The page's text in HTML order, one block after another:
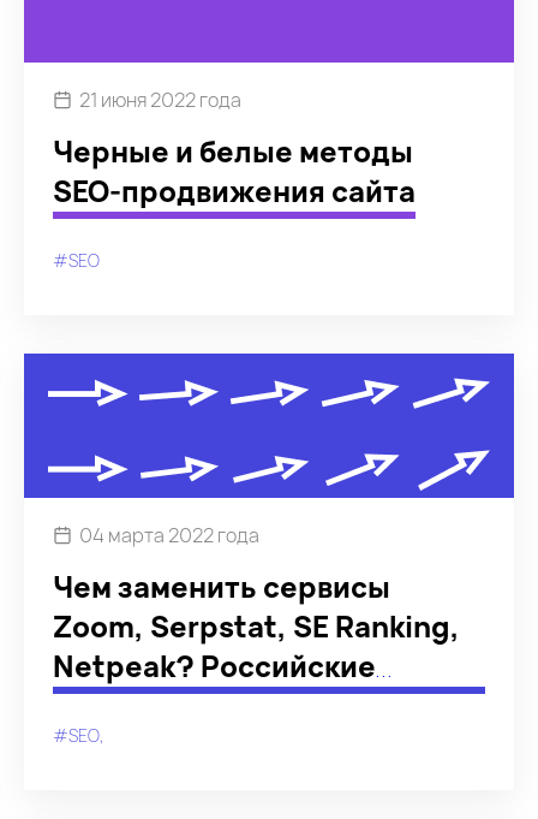
21 июня 2022 года
Черные и белые методы
SEO-продвижения сайта
#SEO
04 марта 2022 года
Чем заменить сервисы
Zoom, Serpstat, SE Ranking,
Netpeak? Российские
аналоги инструментов для
бизнеса
#SEO